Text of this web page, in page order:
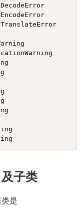
子类
是